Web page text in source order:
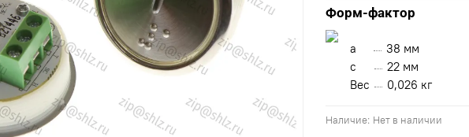
Наличие: Нет в наличии
Форм-фактор
a
38 мм
с
22 мм
Вес
0,026 кг